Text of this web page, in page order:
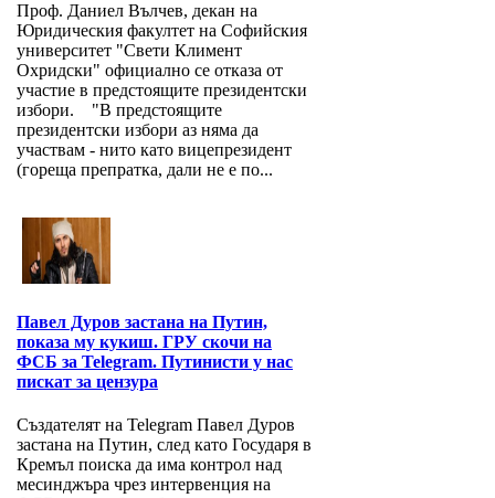
Проф. Даниел Вълчев, декан на
Юридическия факултет на Софийския
университет "Свети Климент
Охридски" официално се отказа от
участие в предстоящите президентски
избори. "В предстоящите
президентски избори аз няма да
участвам - нито като вицепрезидент
(гореща препратка, дали не е по...
Павел Дуров застана на Путин,
показа му кукиш. ГРУ скочи на
ФСБ за Telegram. Путинисти у нас
пискат за цензура
Създателят на Telegram Павел Дуров
застана на Путин, след като Государя в
Кремъл поиска да има контрол над
месинджъра чрез интервенция на